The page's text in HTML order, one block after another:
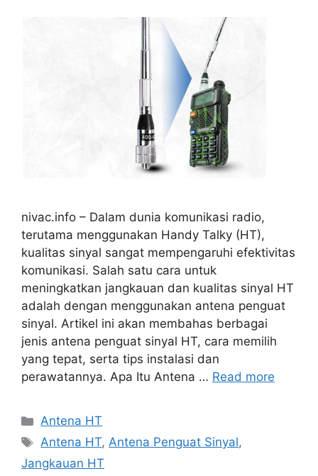
nivac.info – Dalam dunia komunikasi radio,
terutama menggunakan Handy Talky (HT),
kualitas sinyal sangat mempengaruhi efektivitas
komunikasi. Salah satu cara untuk
meningkatkan jangkauan dan kualitas sinyal HT
adalah dengan menggunakan antena penguat
sinyal. Artikel ini akan membahas berbagai
jenis antena penguat sinyal HT, cara memilih
yang tepat, serta tips instalasi dan
perawatannya. Apa Itu Antena … Read more
Categories
Antena HT
Tags
Antena HT,Antena Penguat Sinyal,
Jangkauan HT